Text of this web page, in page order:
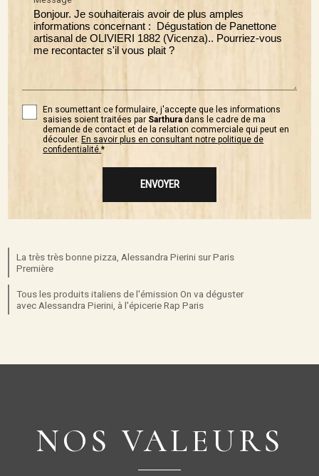
En soumettant ce formulaire, j'accepte que les informations
saisies soient traitées par Sarthura dans le cadre de ma
demande de contact et de la relation commerciale qui peut en
découler. En savoir plus en consultant notre politique de
confidentialité.*
La très très bonne pizza, Alessandra Pierini sur Paris
Première
Tous les produits italiens de l'émission On va déguster
avec Alessandra Pierini, à l'épicerie Rap Paris
NOS VALEURS